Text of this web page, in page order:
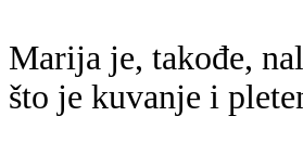
Marija je, takođe,
što je kuvanje i